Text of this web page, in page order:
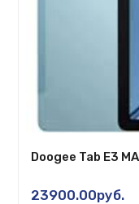
Doogee Tab E3
23900.00руб.